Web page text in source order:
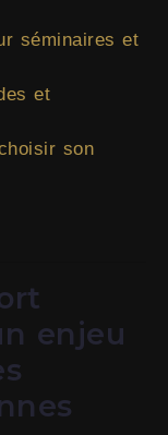
séminaires et
et
son
enjeu